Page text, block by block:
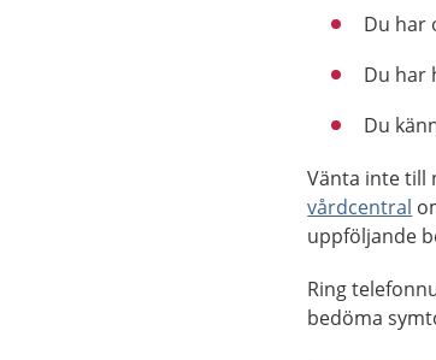
Du har
Du har
Du
Vänta inte till
vårdcentral
uppföljande
Ring
bedöma